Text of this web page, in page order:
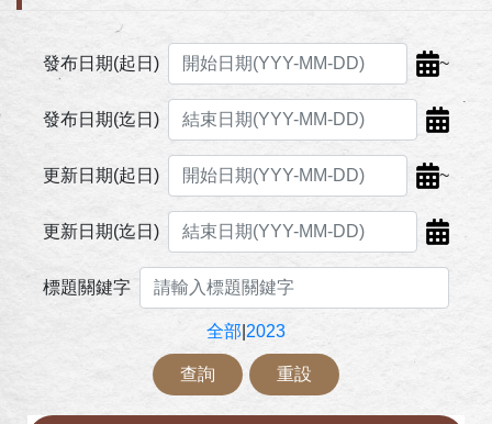
發布日期(起日) ~
發布日期(迄日)
更新日期(起日) ~
更新日期(迄日)
標題關鍵字
全部 2023
查詢 重設